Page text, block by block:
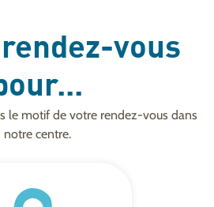
vous
le motif de votre rendez-vous dans
notre centre.